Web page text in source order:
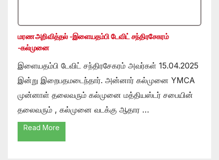
மரண அறிவித்தல் -இளையதம்பி டேவிட் சந்திரசேகரம்
-கல்முனை
இளையதம்பி டேவிட் சந்திரசேகரம் அவர்கள் 15.04.2025
இன்று இறைபதமடைந்தார். அன்னார் கல்முனை YMCA
முன்னாள் தலைவரும் கல்முனை மத்தியஸ்டர் சபையின்
தலைவரும் , கல்முனை வடக்கு ஆதார …
Read More